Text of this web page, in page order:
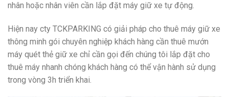
nhân hoặc nhân viên cần lắp đặt máy giữ xe tự động.
Hiện nay cty TCKPARKING có giải pháp cho thuê máy giữ xe
thông minh gói chuyên nghiệp khách hàng cần thuê mướn
máy quét thẻ giữ xe chỉ cần gọi đến chúng tôi lắp đặt cho
thuê máy nhanh chóng khách hàng có thể vận hành sử dụng
trong vòng 3h triển khai.